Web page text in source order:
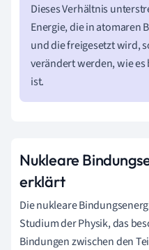
Dieses Verhältnis
Energie, die in atomaren
und die freigesetzt wird,
verändert werden, wie
ist.
Nukleare
erklärt
Die nukleare
Studium der Physik, das
Bindungen zwischen den